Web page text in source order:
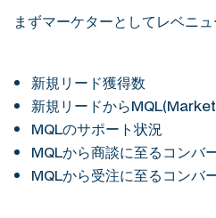
まずマーケターとしてレベニ
新規リード獲得数
新規リードから
MQLのサポート状況
MQLから商談に至るコンバ
MQLから受注に至るコンバ